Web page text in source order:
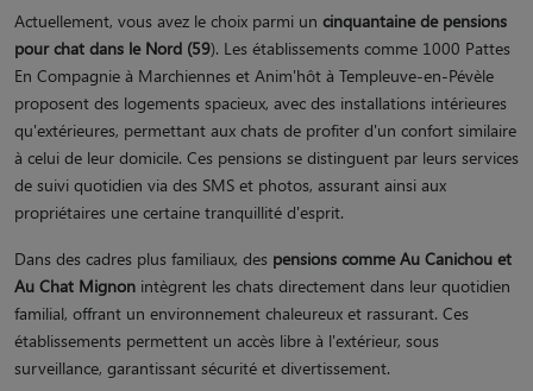
Actuellement, vous avez le choix parmi un cinquantaine de pensions
pour chat dans le Nord (59). Les établissements comme 1000 Pattes
En Compagnie à Marchiennes et Anim'hôt à Templeuve-en-Pévèle
proposent des logements spacieux, avec des installations intérieures
qu'extérieures, permettant aux chats de profiter d'un confort similaire
à celui de leur domicile. Ces pensions se distinguent par leurs services
de suivi quotidien via des SMS et photos, assurant ainsi aux
propriétaires une certaine tranquillité d'esprit.
Dans des cadres plus familiaux, des pensions comme Au Canichou et
Au Chat Mignon intègrent les chats directement dans leur quotidien
familial, offrant un environnement chaleureux et rassurant. Ces
établissements permettent un accès libre à l'extérieur, sous
surveillance, garantissant sécurité et divertissement.